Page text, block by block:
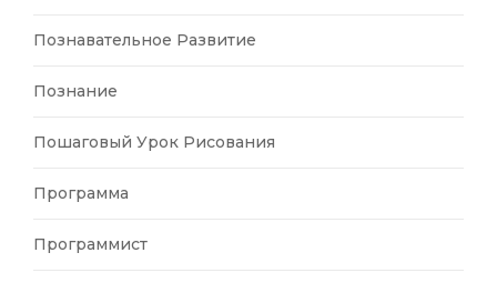
Познавательное Развитие
Познание
Пошаговый Урок Рисования
Программа
Программист